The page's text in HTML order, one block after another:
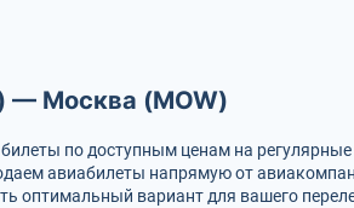
— Москва (MOW)
по доступным ценам на
авиабилеты напрямую от
оптимальный вариант для вашего